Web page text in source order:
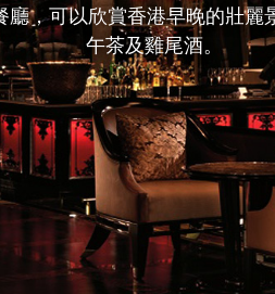
，可以欣賞香港早晚的壯
午茶及雞尾酒。